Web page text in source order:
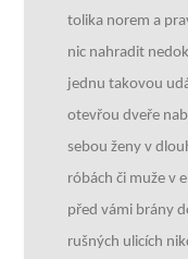
tolika norem a
nic nahradit
jednu takovou
otevřou dveře
sebou ženy v
róbách či muže v
před vámi brány
rušných ulicích